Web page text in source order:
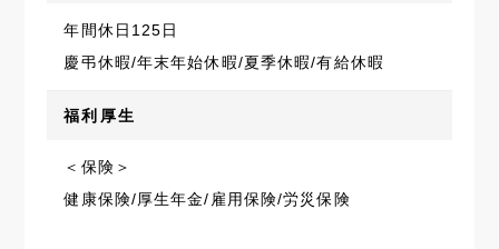
年間休日125日
慶弔休暇/年末年始休暇/夏季休暇/有給休暇
福利厚生
＜保険＞
健康保険/厚生年金/雇用保険/労災保険